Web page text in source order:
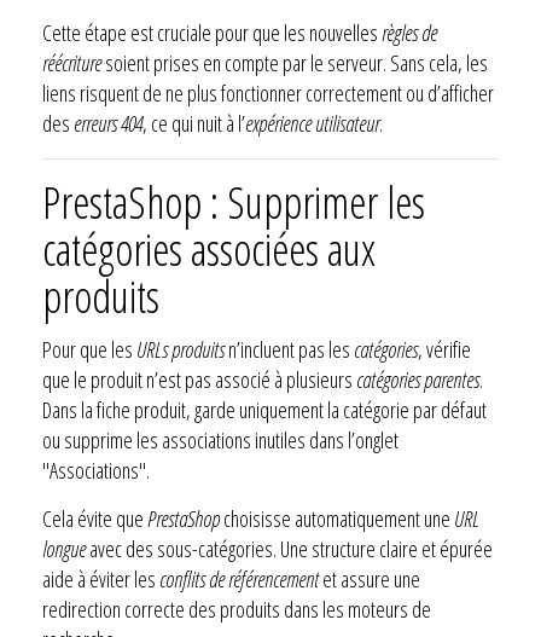
Cette étape est cruciale pour que les nouvelles règles de
réécrituresoient prises en compte par le serveur. Sans cela, les
liens risquent de ne plus fonctionner correctement ou d’afficher
des erreurs 404, ce qui nuit à l’expérience utilisateur.
PrestaShop : Supprimer les
catégories associées aux
produits
Pour que les URLs produitsn’incluent pas les catégories, vérifie
que le produit n’est pas associé à plusieurs catégories parentes.
Dans la fiche produit, garde uniquement la catégorie par défaut
ou supprime les associations inutiles dans l’onglet
"Associations".
Cela évite quePrestaShopchoisisse automatiquement une URL
longueavec des sous-catégories. Une structure claire et épurée
aide à éviter les conflits de référencementet assure une
redirection correcte des produits dans les moteurs de